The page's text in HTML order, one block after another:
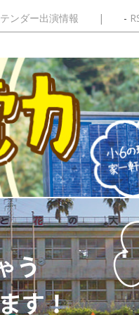
テンダー出演情報